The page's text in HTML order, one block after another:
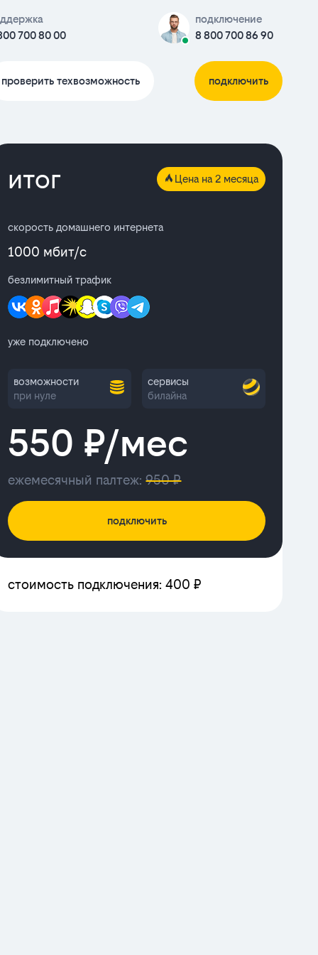
700 80 00
подключение
8 800 700 86 90
проверить техвозможность подключить
итог Цена на 2 месяца
скорость домашнего интернета
1000 мбит/с
безлимитный трафик
уже подключено
возможности
при нуле
сервисы
билайна
550 ₽/мес
ежемесячный палтеж:950 ₽
подключить
стоимость подключения: 400 ₽